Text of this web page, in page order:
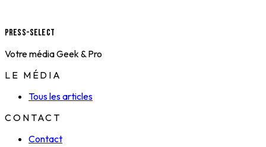
Press-Select
Votre média Geek & Pro
LE MÉDIA
Tous les articles
CONTACT
Contact